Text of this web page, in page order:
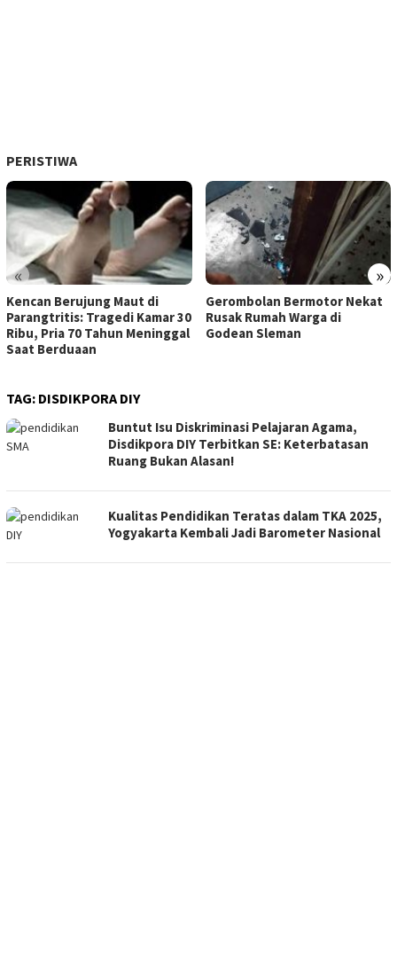
PERISTIWA
« »
Kencan Berujung Maut di
Parangtritis: Tragedi Kamar 30
Ribu, Pria 70 Tahun Meninggal
Saat Berduaan
Gerombolan Bermotor Nekat
Rusak Rumah Warga di
Godean Sleman
TAG: DISDIKPORA DIY
Buntut Isu Diskriminasi Pelajaran Agama,
Disdikpora DIY Terbitkan SE: Keterbatasan
Ruang Bukan Alasan!
Kualitas Pendidikan Teratas dalam TKA 2025,
Yogyakarta Kembali Jadi Barometer Nasional